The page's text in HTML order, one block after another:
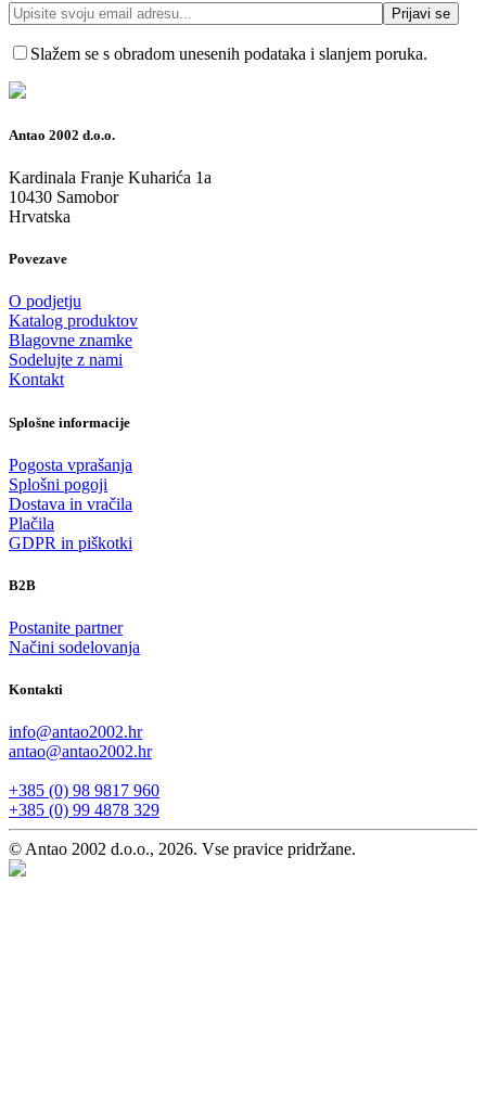
Slažem se s obradom unesenih podataka i slanjem poruka.
Antao 2002 d.o.o.
Kardinala Franje Kuharića 1a
10430 Samobor
Hrvatska
Povezave
O podjetju
Katalog produktov
Blagovne znamke
Sodelujte z nami
Kontakt
Splošne informacije
Pogosta vprašanja
Splošni pogoji
Dostava in vračila
Plačila
GDPR in piškotki
B2B
Postanite partner
Načini sodelovanja
Kontakti
info@antao2002.hr
antao@antao2002.hr
+385 (0) 98 9817 960
+385 (0) 99 4878 329
© Antao 2002 d.o.o., 2026. Vse pravice pridržane.